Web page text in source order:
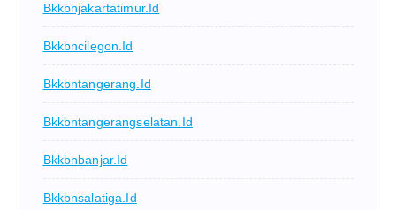
Bkkbnjakartatimur.id
Bkkbncilegon.id
Bkkbntangerang.id
Bkkbntangerangselatan.id
Bkkbnbanjar.id
Bkkbnsalatiga.id